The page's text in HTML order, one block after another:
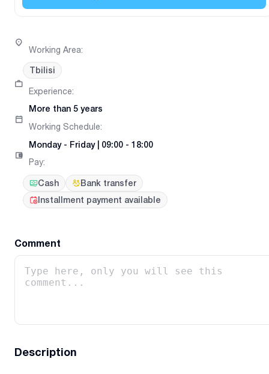
Working Area:
Tbilisi
Experience:
More than 5 years
Working Schedule:
Monday- Friday| 09:00 - 18:00
Pay:
Cash
Bank transfer
Installment payment available
Comment
Description